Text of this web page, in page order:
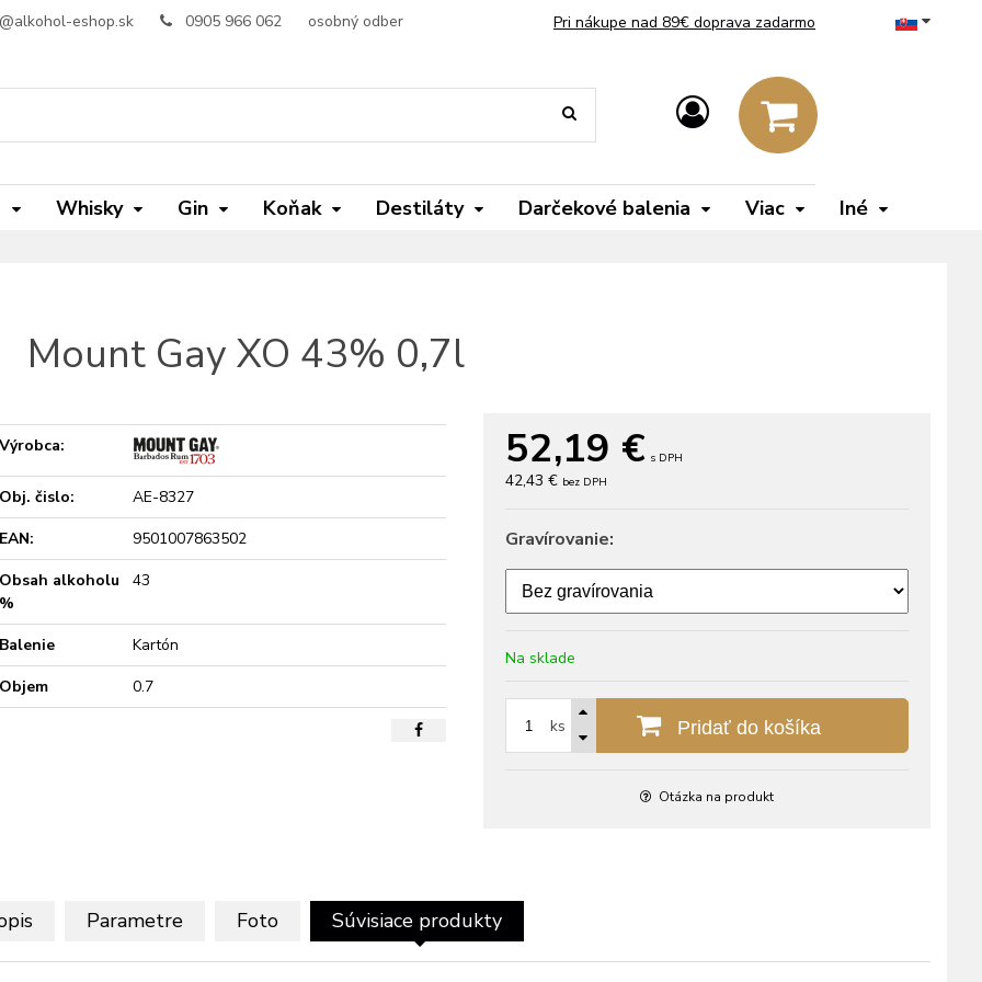
eshop.sk 0905 966 062 osobný odber Pri nákupe nad 89€ doprava zadarmo
Whisky Gin Koňak Destiláty Darčekové balenia Viac Iné
Mount Gay XO 43% 0,7l
52,19 € s DPH
42,43 € bez DPH
Gravírovanie:
Na sklade
ks Pridať do košíka
Otázka na produkt
Výrobca:
Obj. čislo:
AE-8327
EAN:
9501007863502
Obsah alkoholu
%
43
Balenie
Kartón
Objem
0.7
Parametre Foto Súvisiace produkty